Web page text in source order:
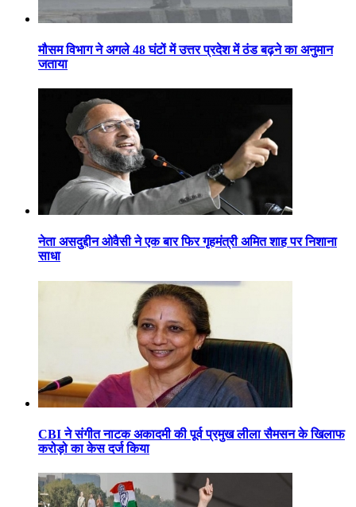
मौसम विभाग ने अगले 48 घंटों में उत्तर प्रदेश में ठंड बढ़ने का अनुमान
जताया
नेता असदुद्दीन ओवैसी ने एक बार फिर गृहमंत्री अमित शाह पर निशाना
साधा
CBI ने संगीत नाटक अकादमी की पूर्व प्रमुख लीला सैमसन के खिलाफ
करोड़ो का केस दर्ज किया